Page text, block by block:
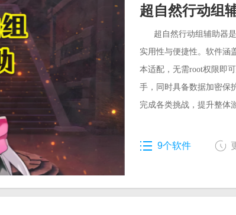
超自然行动组
辅助器下载_
超自然行动组辅助器
实用性与便捷性。软件涵
本适配，无需root权限即
手，同时具备数据加密保
完成各类挑战，提升整体
9个软件